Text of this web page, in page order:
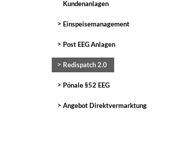
Kundenanlagen
Einspeisemanagement
Post EEG Anlagen
Redispatch 2.0
Pönale §52 EEG
Angebot Direktvermarktung